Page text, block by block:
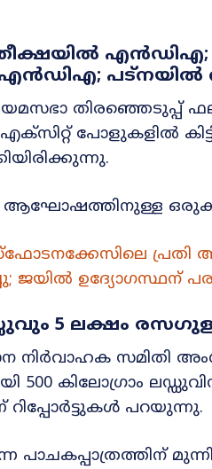
എൻഡിഎ;
എൻഡിഎ; പട്നയിൽ
തിരഞ്ഞെടുപ്പ്
എക്‌സിറ്റ് പോളുകളിൽ
ആഘോഷത്തിനുള്ള
പ്രതി
ജയിൽ ഉദ്യോഗസ്ഥന്
5 ലക്ഷം
നിർവാഹക സമിതി
500 കിലോഗ്രാം
റിപ്പോർട്ടുകൾ പറയുന്നു.
പാചകപ്പാത്രത്തിന്